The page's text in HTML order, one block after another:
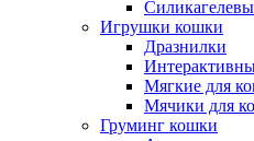
Игрушки кошки
Дразнилки
Мягкие для
Мячики для
Груминг кошки